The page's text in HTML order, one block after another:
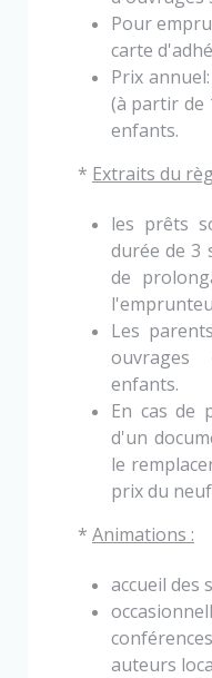
Pour
carte
Prix
(à partir de
enfants.
* Extraits du
les prêts
durée de 3
de
Les
enfants.
En cas de
d'un
le
prix du
* Animations :
accueil des
auteurs